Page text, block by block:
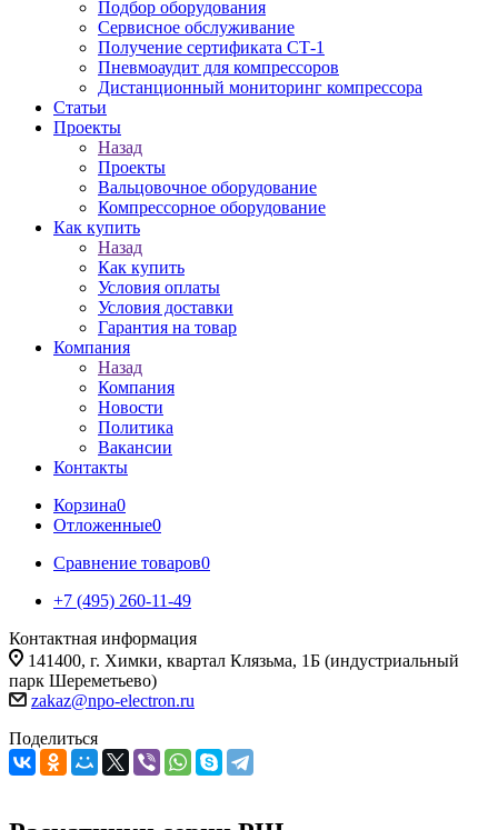
Подбор оборудования
Сервисное обслуживание
Получение сертификата СТ-1
Пневмоаудит для компрессоров
Дистанционный мониторинг компрессора
Статьи
Проекты
Назад
Проекты
Вальцовочное оборудование
Компрессорное оборудование
Как купить
Назад
Как купить
Условия оплаты
Условия доставки
Гарантия на товар
Компания
Назад
Компания
Новости
Политика
Вакансии
Контакты
Корзина0
Отложенные0
Сравнение товаров0
+7 (495) 260-11-49
Контактная информация
141400, г. Химки, квартал Клязьма, 1Б (индустриальный
парк Шереметьево)
zakaz@npo-electron.ru
Поделиться